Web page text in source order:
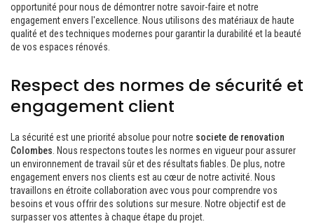
opportunité pour nous de démontrer notre savoir-faire et notre
engagement envers l'excellence. Nous utilisons des matériaux de haute
qualité et des techniques modernes pour garantir la durabilité et la beauté
de vos espaces rénovés.
Respect des normes de sécurité et
engagement client
La sécurité est une priorité absolue pour notre societe de renovation
Colombes . Nous respectons toutes les normes en vigueur pour assurer
un environnement de travail sûr et des résultats fiables. De plus, notre
engagement envers nos clients est au cœur de notre activité. Nous
travaillons en étroite collaboration avec vous pour comprendre vos
besoins et vous offrir des solutions sur mesure. Notre objectif est de
surpasser vos attentes à chaque étape du projet.